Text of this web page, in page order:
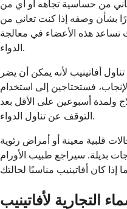
من حساسية تجاهه أو أي من
بشأن وصفه إذا كنت تعاني من
تساعد هذه الأعضاء في معالجة
الدواء.
أفاتينيب لأنه يمكن أن يضر
فستحتاجين إلى استخدام
ولمدة أسبوعين على الأقل بعد
التوقف عن تناول الدواء.
قلبية معينة أو أمراض رئوية
بديلة. سيراجع طبيب الأورام
التجارية لأفاتينيب